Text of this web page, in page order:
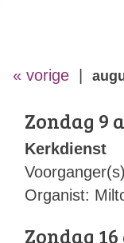
« vorige
Zondag 9
Kerkdienst
Organist:
Zondag 16